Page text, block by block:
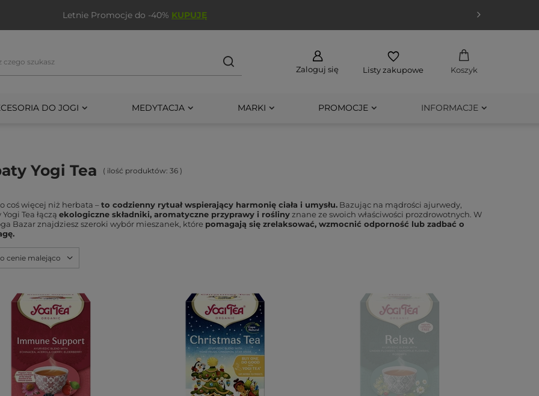
Letnie Promocje do -40% KUPUJĘ
Zaloguj się Listy zakupowe Koszyk
DO JOGI MEDYTACJA MARKI PROMOCJE INFORMACJE
Yogi Tea ( ilość produktów: 36 )
coś więcej niż herbata –to codzienny rytuał wspierający harmonię ciała i umysłu. Bazując na mądrości ajurwedy,
Tea łączą ekologiczne składniki, aromatyczne przyprawy i roślinyznane ze swoich właściwości prozdrowotnych. W
Bazar znajdziesz szeroki wybór mieszanek, które pomagają się zrelaksować, wzmocnić odporność lub zadbać o
cenie malejąco